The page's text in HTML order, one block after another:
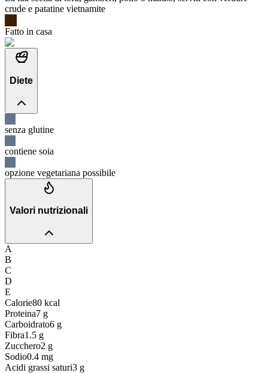
crude e patatine vietnamite
Fatto in casa
Diete
senza glutine
contiene soia
opzione vegetariana possibile
Valori nutrizionali
A
B
C
D
E
Calorie80 kcal
Proteina7 g
Carboidrato6 g
Fibra1.5 g
Zucchero2 g
Sodio0.4 mg
Acidi grassi saturi3 g